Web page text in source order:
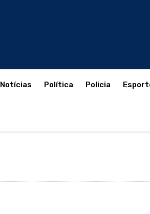
Notícias Política Policia